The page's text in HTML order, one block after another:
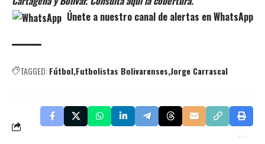
Únete a nuestro canal de alertas en WhatsApp
TAGGED:Fútbol Futbolistas Bolivarenses Jorge Carrascal